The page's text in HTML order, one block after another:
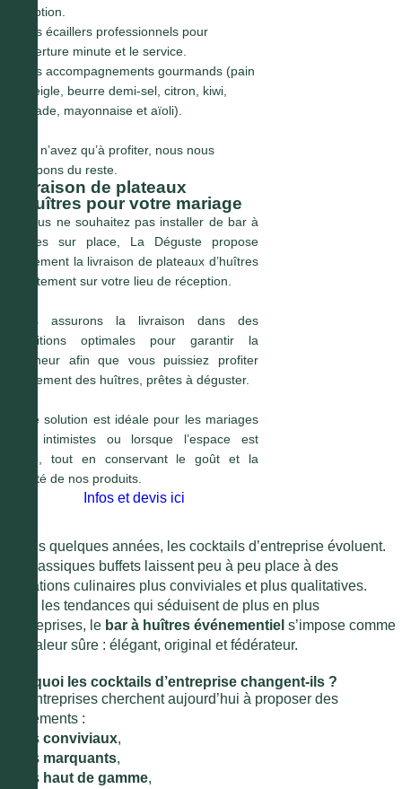
réception.
Des écaillers professionnels pour
l’ouverture minute et le service.
Des accompagnements gourmands (pain
de seigle, beurre demi-sel, citron, kiwi,
grenade, mayonnaise et aïoli).
Vous n’avez qu’à profiter, nous nous
occupons du reste.
Livraison de plateaux
d’huîtres pour votre mariage
Si vous ne souhaitez pas installer de bar à
huîtres sur place, La Déguste propose
également la livraison de plateaux d’huîtres
directement sur votre lieu de réception.
Nous assurons la livraison dans des
conditions optimales pour garantir la
fraîcheur afin que vous puissiez profiter
pleinement des huîtres, prêtes à déguster.
Cette solution est idéale pour les mariages
plus intimistes ou lorsque l’espace est
limité, tout en conservant le goût et la
qualité de nos produits.
Infos et devis ici
Depuis quelques années, les cocktails d’entreprise évoluent.
Les classiques buffets laissent peu à peu place à des
animations culinaires plus conviviales et plus qualitatives.
Parmi les tendances qui séduisent de plus en plus
d’entreprises, le bar à huîtres événementiel s’impose comme
une valeur sûre : élégant, original et fédérateur.
Pourquoi les cocktails d’entreprise changent-ils ?
Les entreprises cherchent aujourd’hui à proposer des
événements :
plus conviviaux,
plus marquants,
plus haut de gamme,